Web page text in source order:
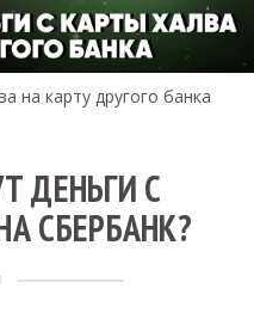
на карту другого банка
ДЕНЬГИ С
СБЕРБАНК?